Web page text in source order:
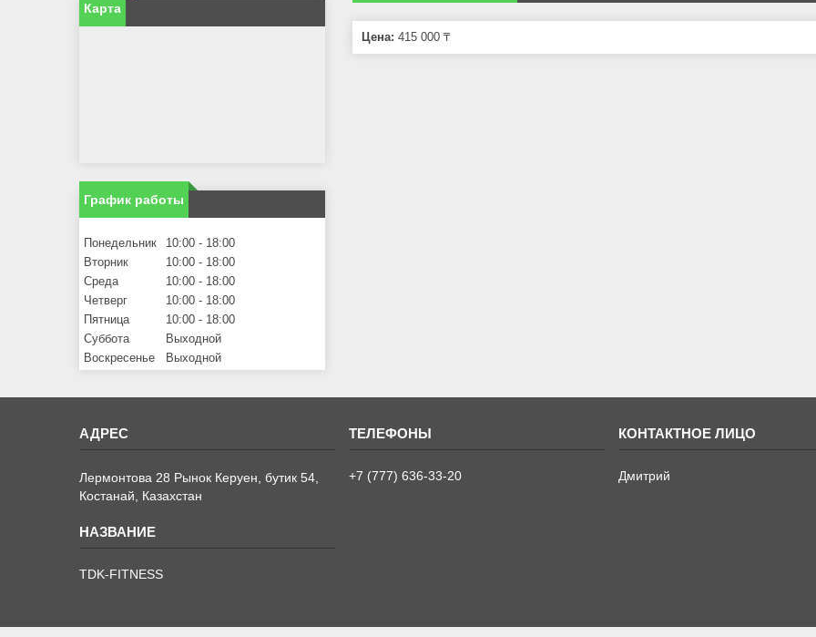
Цена: 415 000 ₸
Карта
График работы
Понедельник 10:00
18:00
Вторник
10:00
18:00
Среда
10:00
18:00
Четверг
10:00
18:00
Пятница
10:00
18:00
Суббота
Выходной
Воскресенье
Выходной
Лермонтова 28 Рынок Керуен, бутик 54,
Костанай, Казахстан
TDK-FITNESS
+7 (777) 636-33-20 Дмитрий